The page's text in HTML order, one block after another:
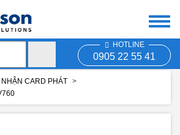
HOTLINE
0905 22 55 41
CARD PHÁT